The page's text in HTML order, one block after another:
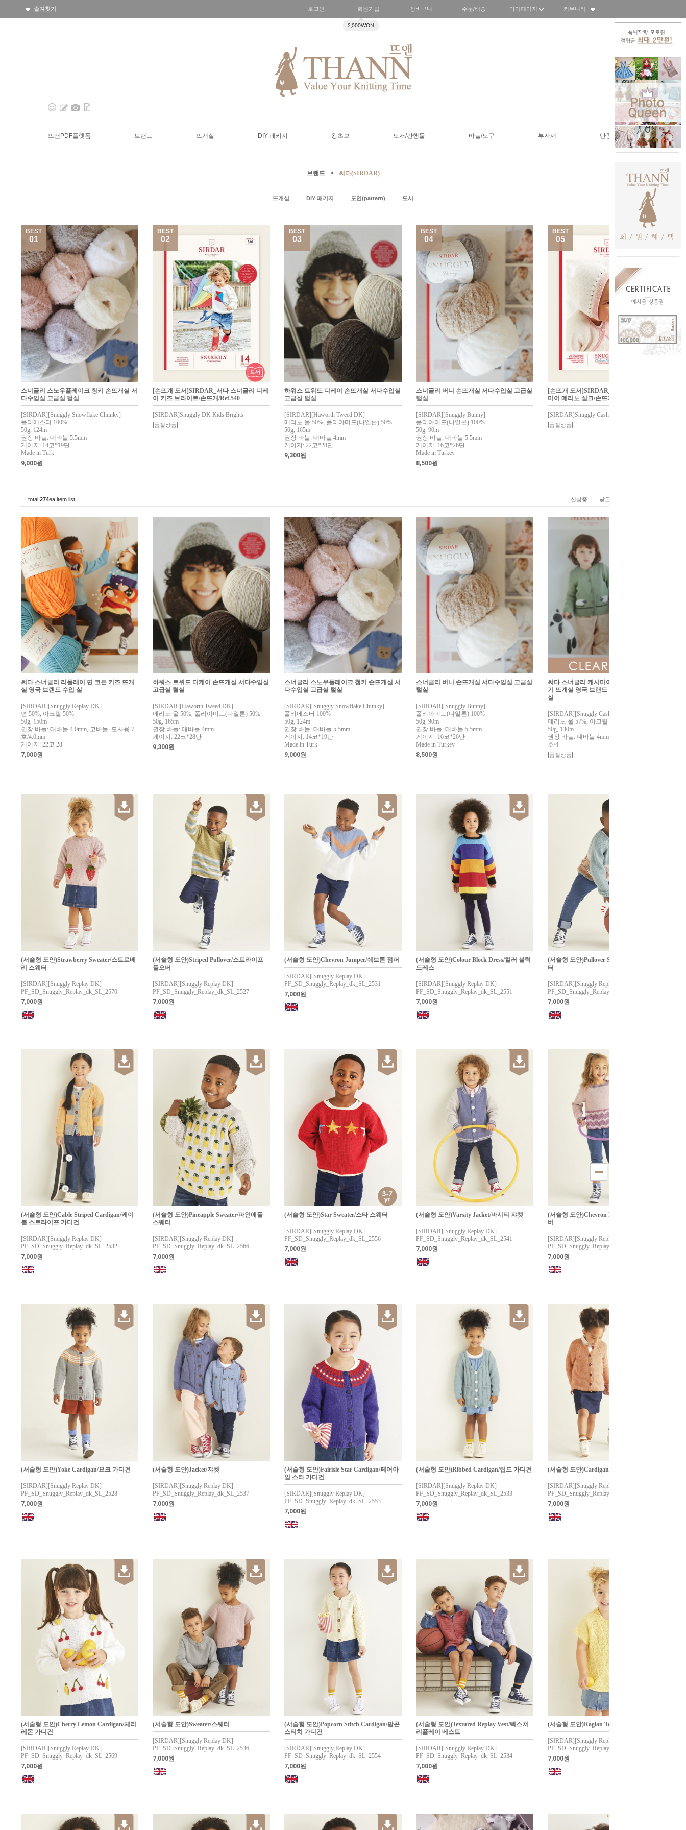
즐겨찾기 로그인 회원가입
2,000WON
장바구니 주문/배송 마이페이지 커뮤니티
뜨앤PDF플랫폼 브랜드 뜨개실 DIY 패키지 왕초보 도서/간행물 바늘/도구 부자재 단종SALE50%
브랜드 > 써다(SIRDAR)
뜨개실 DIY 패키지 도안(pattern) 도서
BEST
01
스너글리 스노우플레이크 청키 손뜨개실 서
다수입실 고급실 털실
[SIRDAR][Snuggly Snowflake Chunky]
폴리에스터 100%
50g, 124m
권장 바늘: 대바늘 5.5mm
게이지: 14코*19단
Made in Turk
9,000원
BEST
02
[손뜨개 도서]SIRDAR_서다 스너글리 디케
이 키즈 브라이트/손뜨개/Ref.540
[SIRDAR]Snuggly DK Kids Brights
[품절상품]
BEST
03
하워스 트위드 디케이 손뜨개실 서다수입실
고급실 털실
[SIRDAR][Haworth Tweed DK]
메리노 울 50%, 폴리아미드(나일론) 50%
50g, 165m
권장 바늘: 대바늘 4mm
게이지: 22코*28단
9,300원
BEST
04
스너글리 버니 손뜨개실 서다수입실 고급실
털실
[SIRDAR][Snuggly Bunny]
폴리아미드(나일론) 100%
50g, 90m
권장 바늘: 대바늘 5.5mm
게이지: 16코*26단
Made in Turkey
8,500원
BEST
05
[손뜨개 도서]SIRDAR_서다 스너글리 캐시
미어 메리노 실크/손뜨개/Ref.563
[SIRDAR]Snuggly Cashmere Merino Silk
[품절상품]
total 274ea item list 신상품 낮은가격
써다 스너글리 리플레이 면 코튼 키즈 뜨개
실 영국 브랜드 수입 실
[SIRDAR][Snuggly Replay DK]
면 50%, 아크릴 50%
50g, 150m
권장 바늘: 대바늘 4.0mm, 코바늘_모사용 7
호/4.0mm
게이지: 22코 28
7,000원
하워스 트위드 디케이 손뜨개실 서다수입실
고급실 털실
[SIRDAR][Haworth Tweed DK]
메리노 울 50%, 폴리아미드(나일론) 50%
50g, 165m
권장 바늘: 대바늘 4mm
게이지: 22코*28단
9,300원
스너글리 스노우플레이크 청키 손뜨개실 서
다수입실 고급실 털실
[SIRDAR][Snuggly Snowflake Chunky]
폴리에스터 100%
50g, 124m
권장 바늘: 대바늘 5.5mm
게이지: 14코*19단
Made in Turk
9,000원
스너글리 버니 손뜨개실 서다수입실 고급실
털실
[SIRDAR][Snuggly Bunny]
폴리아미드(나일론) 100%
50g, 90m
권장 바늘: 대바늘 5.5mm
게이지: 16코*26단
Made in Turkey
8,500원
써다 스너글리 캐시미어 메리노 디케이 아
기 뜨개실 영국 브랜드 수입 실 베이비 고급
실
[SIRDAR][Snuggly Cashmere Merino DK]
메리노 울 57%, 아크릴 33%, 캐시미어 10%
50g, 130m
권장 바늘: 대바늘 4mm, 코바늘_모사용 7
호/4
[품절상품]
(서술형 도안)Strawberry Sweater/스트로베
리 스웨터
[SIRDAR][Snuggly Replay DK]
PF_SD_Snuggly_Replay_dk_SL_2570
7,000원
(서술형 도안)Striped Pullover/스트라이프
풀오버
[SIRDAR][Snuggly Replay DK]
PF_SD_Snuggly_Replay_dk_SL_2527
7,000원
(서술형 도안)Chevron Jumper/쉐브론 점퍼
[SIRDAR][Snuggly Replay DK]
PF_SD_Snuggly_Replay_dk_SL_2531
7,000원
(서술형 도안)Colour Block Dress/컬러 블럭
드레스
[SIRDAR][Snuggly Replay DK]
PF_SD_Snuggly_Replay_dk_SL_2551
7,000원
(서술형 도안)Pullover Sweater/풀오버 스웨
터
[SIRDAR][Snuggly Replay DK]
PF_SD_Snuggly_Replay_dk_SL_2529
7,000원
(서술형 도안)Cable Striped Cardigan/케이
블 스트라이프 가디건
[SIRDAR][Snuggly Replay DK]
PF_SD_Snuggly_Replay_dk_SL_2532
7,000원
(서술형 도안)Pineapple Sweater/파인애플
스웨터
[SIRDAR][Snuggly Replay DK]
PF_SD_Snuggly_Replay_dk_SL_2566
7,000원
(서술형 도안)Star Sweater/스타 스웨터
[SIRDAR][Snuggly Replay DK]
PF_SD_Snuggly_Replay_dk_SL_2556
7,000원
(서술형 도안)Varsity Jacket/바시티 쟈켓
[SIRDAR][Snuggly Replay DK]
PF_SD_Snuggly_Replay_dk_SL_2541
7,000원
(서술형 도안)Chevron Pullover/쉐브론 풀오
버
[SIRDAR][Snuggly Replay DK]
PF_SD_Snuggly_Replay_dk_SL_2538
7,000원
(서술형 도안)Yoke Cardigan/요크 가디건
[SIRDAR][Snuggly Replay DK]
PF_SD_Snuggly_Replay_dk_SL_2528
7,000원
(서술형 도안)Jacket/쟈켓
[SIRDAR][Snuggly Replay DK]
PF_SD_Snuggly_Replay_dk_SL_2537
7,000원
(서술형 도안)Fairisle Star Cardigan/페어아
일 스타 가디건
[SIRDAR][Snuggly Replay DK]
PF_SD_Snuggly_Replay_dk_SL_2553
7,000원
(서술형 도안)Ribbed Cardigan/립드 가디건
[SIRDAR][Snuggly Replay DK]
PF_SD_Snuggly_Replay_dk_SL_2533
7,000원
(서술형 도안)Cardigan/가디건
[SIRDAR][Snuggly Replay DK]
PF_SD_Snuggly_Replay_dk_SL_2530
7,000원
(서술형 도안)Cherry Lemon Cardigan/체리
레몬 가디건
[SIRDAR][Snuggly Replay DK]
PF_SD_Snuggly_Replay_dk_SL_2569
7,000원
(서술형 도안)Sweater/스웨터
[SIRDAR][Snuggly Replay DK]
PF_SD_Snuggly_Replay_dk_SL_2536
7,000원
(서술형 도안)Popcorn Stitch Cardigan/팝콘
스티치 가디건
[SIRDAR][Snuggly Replay DK]
PF_SD_Snuggly_Replay_dk_SL_2554
7,000원
(서술형 도안)Textured Replay Vest/텍스쳐
리플레이 베스트
[SIRDAR][Snuggly Replay DK]
PF_SD_Snuggly_Replay_dk_SL_2534
7,000원
(서술형 도안)Raglan Tee/레글런 티
[SIRDAR][Snuggly Replay DK]
PF_SD_Snuggly_Replay_dk_SL_2564
7,000원